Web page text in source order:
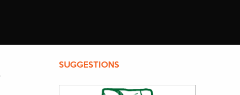
SUGGESTIONS